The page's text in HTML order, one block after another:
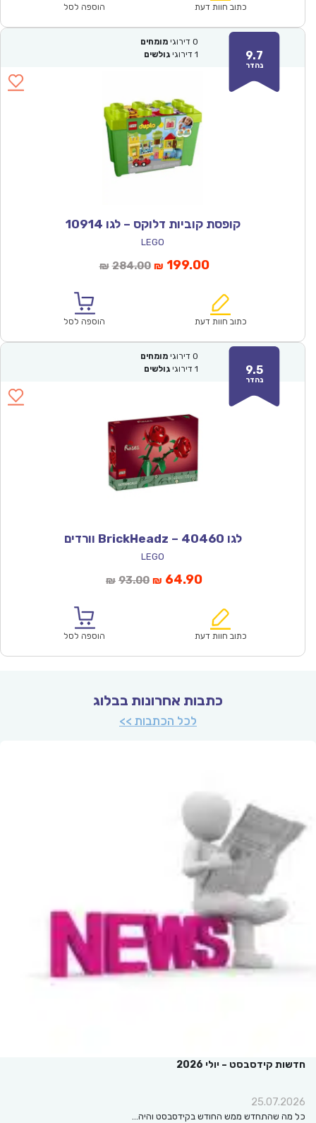
₪171.00.
כתוב חוות דעת הוספה לסל
9.7
נהדר
0 דירוגי מומחים
1 דירוגי גולשים
קופסת קוביות דלוקס – לגו 10914
LEGO
₪ 284.00המחיר
₪284.00.
₪ 199.00המחיר
הוא:
כתוב חוות דעת הוספה לסל
9.5
נהדר
0 דירוגי מומחים
1 דירוגי גולשים
לגו 40460 – BrickHeadz וורדים
LEGO
₪ 93.00המחיר
₪93.00.
₪ 64.90המחיר
הוא:
כתוב חוות דעת הוספה לסל
כתבות אחרונות בבלוג
לכל הכתבות >>
חדשות קידסבסט – יולי 2026
25.07.2026
כל מה שהתחדש ממש החודש בקידסבסט והיה…